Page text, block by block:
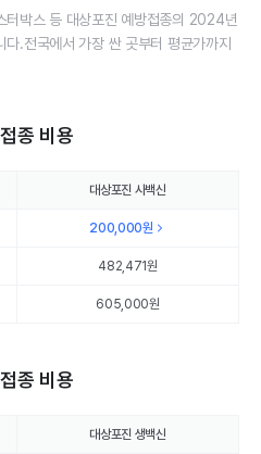
터박스 등 대상포진 예방접종의 2024년
.전국에서 가장 싼 곳부터 평균가까지
종 비용
대상포진 사백신
200,000원
482,471원
605,000원
종 비용
대상포진 생백신